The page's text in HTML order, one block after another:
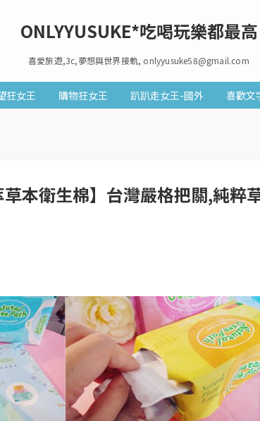
ONLYYUSUKE*吃喝玩樂都最高
喜愛旅遊,3c,夢想與世界接軌, onlyyusuke58@gmail.com
狂女王 購物狂女王 趴趴走女王-國外 喜歡文
本衛生棉】台灣嚴格把關,純粹